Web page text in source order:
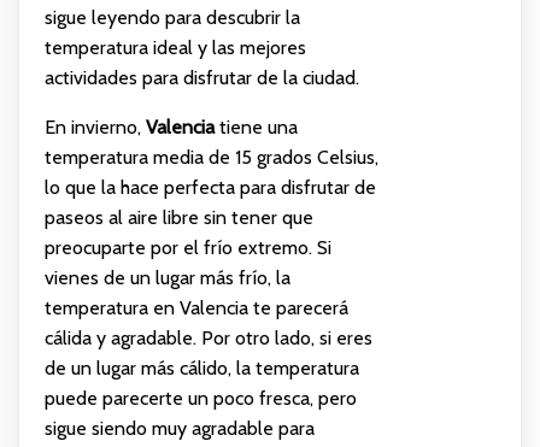
sigue leyendo para descubrir la
temperatura ideal y las mejores
actividades para disfrutar de la ciudad.
En invierno, Valenciatiene una
temperatura media de 15 grados Celsius,
lo que la hace perfecta para disfrutar de
paseos al aire libre sin tener que
preocuparte por el frío extremo. Si
vienes de un lugar más frío, la
temperatura en Valencia te parecerá
cálida y agradable. Por otro lado, si eres
de un lugar más cálido, la temperatura
puede parecerte un poco fresca, pero
sigue siendo muy agradable para